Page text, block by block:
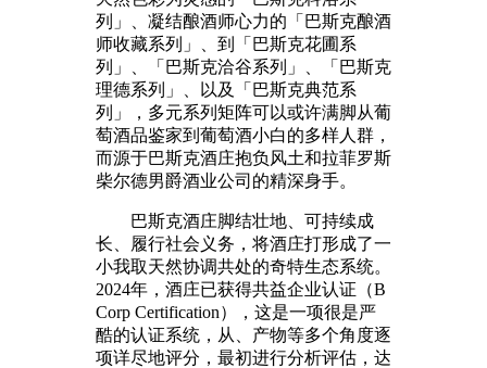
列」、凝结酿酒师心力的「巴斯克酿酒
师收藏系列」、到「巴斯克花圃系
列」、「巴斯克洽谷系列」、「巴斯克
理德系列」、以及「巴斯克典范系
列」，多元系列矩阵可以或许满脚从葡
萄酒品鉴家到葡萄酒小白的多样人群，
而源于巴斯克酒庄抱负风土和拉菲罗斯
柴尔德男爵酒业公司的精深身手。
巴斯克酒庄脚结壮地、可持续成
长、履行社会义务，将酒庄打形成了一
小我取天然协调共处的奇特生态系统。
2024年，酒庄已获得共益企业认证（B
Corp Certification），这是一项很是严
酷的认证系统，从、产物等多个角度逐
项详尽地评分，最初进行分析评估，达